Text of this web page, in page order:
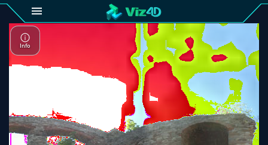
4D
Gallery
Viz4D